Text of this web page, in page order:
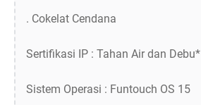
. Cokelat Cendana
Sertifikasi IP : Tahan Air dan Debu*
Sistem Operasi : Funtouch OS 15